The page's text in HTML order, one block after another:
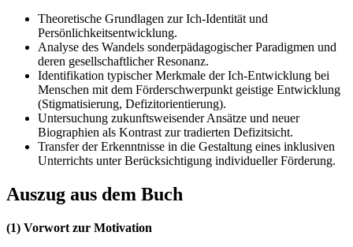
Theoretische Grundlagen zur Ich-Identität und
Persönlichkeitsentwicklung.
Analyse des Wandels sonderpädagogischer Paradigmen und
deren gesellschaftlicher Resonanz.
Identifikation typischer Merkmale der Ich-Entwicklung bei
Menschen mit dem Förderschwerpunkt geistige Entwicklung
(Stigmatisierung, Defizitorientierung).
Untersuchung zukunftsweisender Ansätze und neuer
Biographien als Kontrast zur tradierten Defizitsicht.
Transfer der Erkenntnisse in die Gestaltung eines inklusiven
Unterrichts unter Berücksichtigung individueller Förderung.
Auszug aus dem Buch
(1) Vorwort zur Motivation